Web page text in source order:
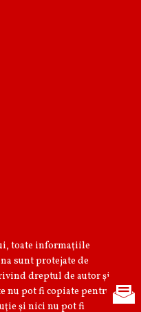
toate informaţiile
sunt protejate de
dreptul de autor şi
nu pot fi copiate pentru
şi nici nu pot fi